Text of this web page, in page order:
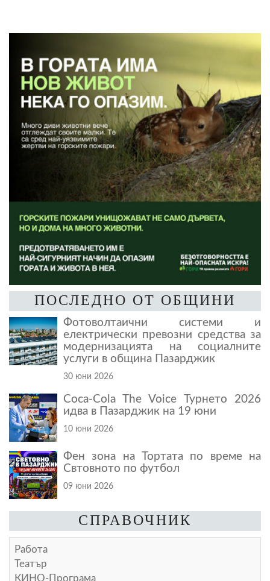
ПОСЛЕДНО ОТ ОБЩИНИ
Фотоволтаични системи и
електрически превозни средства за
модернизацията на социалните
услуги в община Пазарджик
30 юни 2026
Coca-Cola The Voice Турнето 2026
идва в Пазарджик на 19 юни
10 юни 2026
Фен зона на Тортата по време на
Свтовното по футбол
09 юни 2026
СПРАВОЧНИК
Работа
Театър
КИНО-Програма